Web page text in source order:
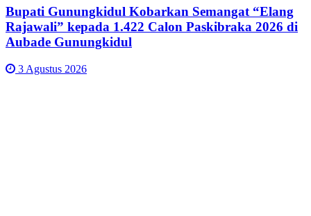
Bupati Gunungkidul Kobarkan Semangat “Elang
Rajawali” kepada 1.422 Calon Paskibraka 2026 di
Aubade Gunungkidul
3 Agustus 2026